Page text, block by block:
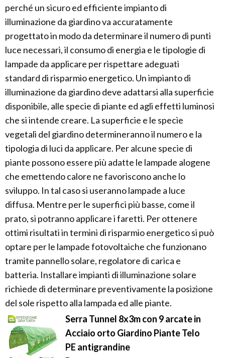
perché un sicuro ed efficiente impianto di
illuminazione da giardino va accuratamente
progettato in modo da determinare il numero di punti
luce necessari, il consumo di energia e le tipologie di
lampade da applicare per rispettare adeguati
standard di risparmio energetico. Un impianto di
illuminazione da giardino deve adattarsi alla superficie
disponibile, alle specie di piante ed agli effetti luminosi
che si intende creare. La superficie e le specie
vegetali del giardino determineranno il numero e la
tipologia di luci da applicare. Per alcune specie di
piante possono essere più adatte le lampade alogene
che emettendo calore ne favoriscono anche lo
sviluppo. In tal caso si useranno lampade a luce
diffusa. Mentre per le superfici più basse, come il
prato, si potranno applicare i faretti. Per ottenere
ottimi risultati in termini di risparmio energetico si può
optare per le lampade fotovoltaiche che funzionano
tramite pannello solare, regolatore di carica e
batteria. Installare impianti di illuminazione solare
richiede di determinare preventivamente la posizione
del sole rispetto alla lampada ed alle piante.
Serra Tunnel 8x3m con 9 arcate in
Acciaio orto Giardino Piante Telo
PE antigrandine